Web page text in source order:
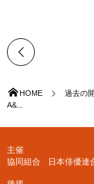
HOME 過去の
A&...
主催
協同組合 日本俳優連